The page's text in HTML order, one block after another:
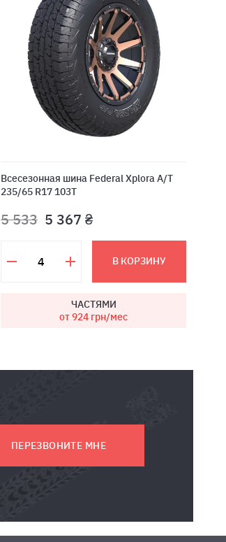
Всесезонная шина Federal Xplora A/T
235/65 R17 103T
5 533 5 367 ₴
В КОРЗИНУ
ЧАСТЯМИ
от 924 грн/мес
ПЕРЕЗВОНИТЕ МНЕ